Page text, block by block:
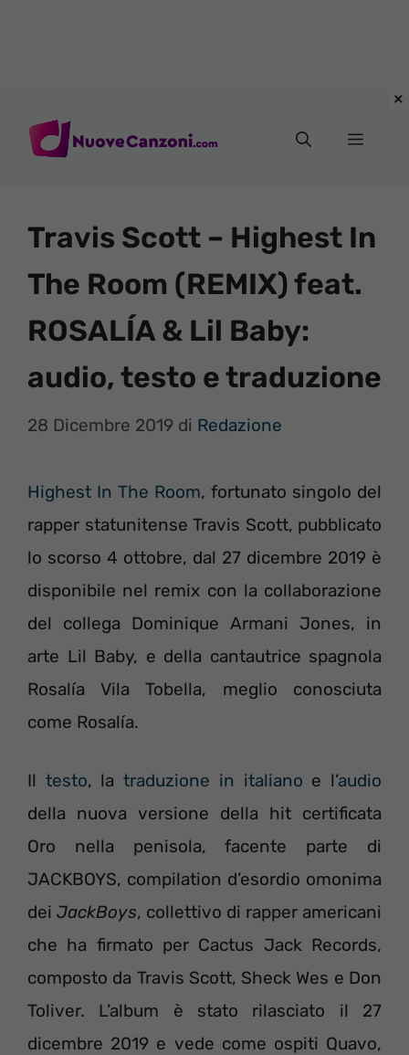
Menu
Travis Scott – Highest In
The Room (REMIX) feat.
ROSALÍA & Lil Baby:
audio, testo e traduzione
28 Dicembre 2019 di Redazione
Highest In The Room, fortunato singolo del
rapper statunitense Travis Scott, pubblicato
lo scorso 4 ottobre, dal 27 dicembre 2019 è
disponibile nel remix con la collaborazione
del collega Dominique Armani Jones, in
arte Lil Baby, e della cantautrice spagnola
Rosalía Vila Tobella, meglio conosciuta
come Rosalía.
Il testo, latraduzione in italiano e l’audio
della nuova versione della hit certificata
Oro nella penisola, facente parte di
JACKBOYS, compilation d’esordio omonima
dei JackBoys, collettivo di rapper americani
che ha firmato per Cactus Jack Records,
composto da Travis Scott, Sheck Wes e Don
Toliver. L’album è stato rilasciato il 27
dicembre 2019 e vede come ospiti Quavo,